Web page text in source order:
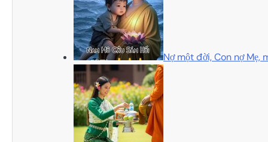
Nợ một đời, Con nợ Mẹ,